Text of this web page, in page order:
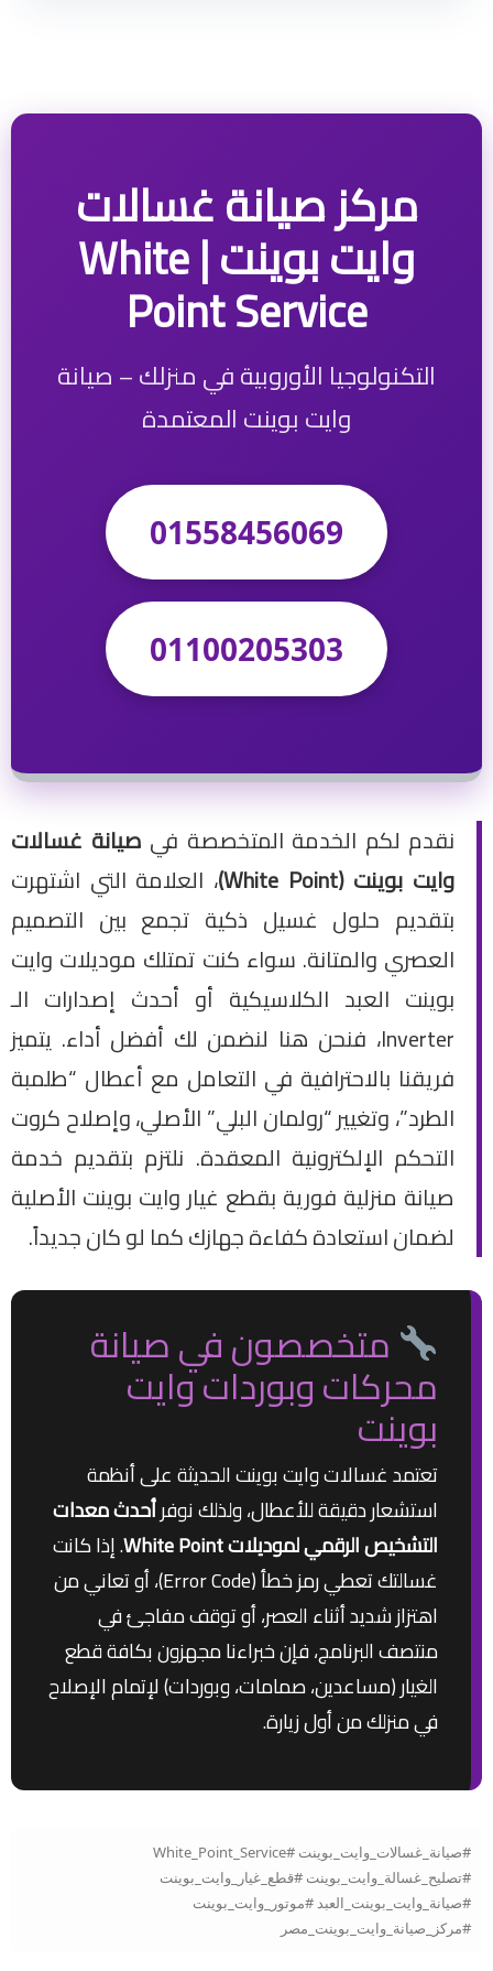
مركز صيانة غسالات
وايت بوينت | White
Point Service
التكنولوجيا الأوروبية في منزلك – صيانة
وايت بوينت المعتمدة
01558456069
01100205303
نقدم لكم الخدمة المتخصصة في صيانة غسالات
وايت بوينت (White Point)
، العلامة التي اشتهرت
بتقديم حلول غسيل ذكية تجمع بين التصميم
العصري والمتانة. سواء كنت تمتلك موديلات وايت
بوينت العبد الكلاسيكية أو أحدث إصدارات الـ
Inverter، فنحن هنا لنضمن لك أفضل أداء. يتميز
فريقنا بالاحترافية في التعامل مع أعطال “طلمبة
الطرد”، وتغيير “رولمان البلي” الأصلي، وإصلاح كروت
التحكم الإلكترونية المعقدة. نلتزم بتقديم خدمة
صيانة منزلية فورية بقطع غيار وايت بوينت الأصلية
لضمان استعادة كفاءة جهازك كما لو كان جديداً.
متخصصون في صيانة
محركات وبوردات وايت
بوينت
تعتمد غسالات وايت بوينت الحديثة على أنظمة
استشعار دقيقة للأعطال، ولذلك نوفرأحدث معدات
التشخيص الرقمي لموديلات White Point
. إذا كانت
غسالتك تعطي رمز خطأ (Error Code)، أو تعاني من
اهتزاز شديد أثناء العصر، أو توقف مفاجئ في
منتصف البرنامج، فإن خبراءنا مجهزون بكافة قطع
الغيار (مساعدين، صمامات، وبوردات) لإتمام الإصلاح
في منزلك من أول زيارة.
#صيانة_غسالات_وايت_بوينت #White_Point_Service
#تصليح_غسالة_وايت_بوينت #قطع_غيار_وايت_بوينت
#صيانة_وايت_بوينت_العبد #موتور_وايت_بوينت
#مركز_صيانة_وايت_بوينت_مصر